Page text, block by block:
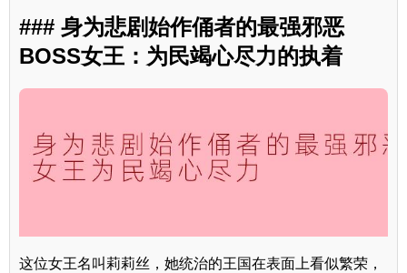
### 身为悲剧始作俑者的最强邪恶
BOSS女王：为民竭心尽力的执着
这位女王名叫莉莉丝，她统治的王国在表面上看似繁荣，